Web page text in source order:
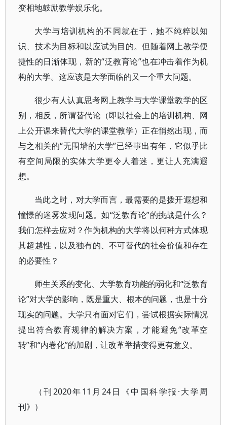
变相地鼓励教学娱乐化。
大学与培训机构的不同就在于，她不纯粹以知
识、技术为目标和以应试为目的。但随着网上教学便
捷性的日渐体现，新的“泛教育论”也在冲击着作为机
构的大学。这应该是大学面临的又一个重大问题。
很少有人认真思考网上教学与大学课堂教学的区
别，相反，所谓替代论（即以社会上的培训机构、网
上公开课来替代大学的课堂教学）正在悄然出现，而
与之相关的“无围墙的大学”已经事出有年，它似乎比
有空间局限的实体大学更令人着迷，更让人充满遐
想。
当此之时，对大学而言，最需要的是拨开遐想和
憧憬的迷雾发现问题。如“泛教育论”的挑战是什么？
我们怎样去应对？作为机构的大学将以何种方式体现
其超越性，以及独有的、不可替代的社会价值和存在
的必要性？
师生关系的变化、大学教育功能的弱化和“泛教育
论”对大学的影响，既是重大、根本的问题，也是十分
现实的问题。大学只有面对它们，尝试根据实际情况
提出符合教育规律的解决方案，才能避免“改革空
转”和“内卷化”的加剧，让改革举措变得更有意义。
（刊2020年11月24日《中国科学报·大学周
刊》）